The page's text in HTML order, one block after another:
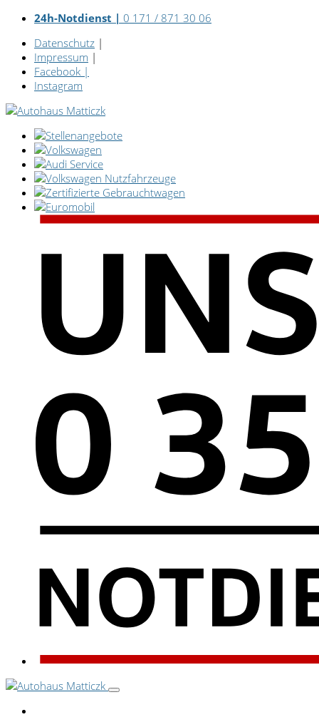
24h-Notdienst | 0 171 / 871 30 06
Datenschutz |
Impressum |
Facebook |
Instagram